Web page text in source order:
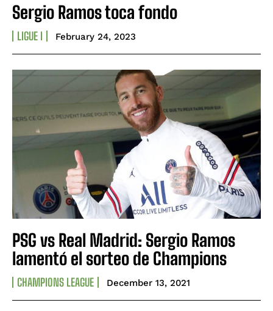
Sergio Ramos toca fondo
LIGUE I February 24, 2023
PSG vs Real Madrid: Sergio Ramos
lamentó el sorteo de Champions
CHAMPIONS LEAGUE December 13, 2021